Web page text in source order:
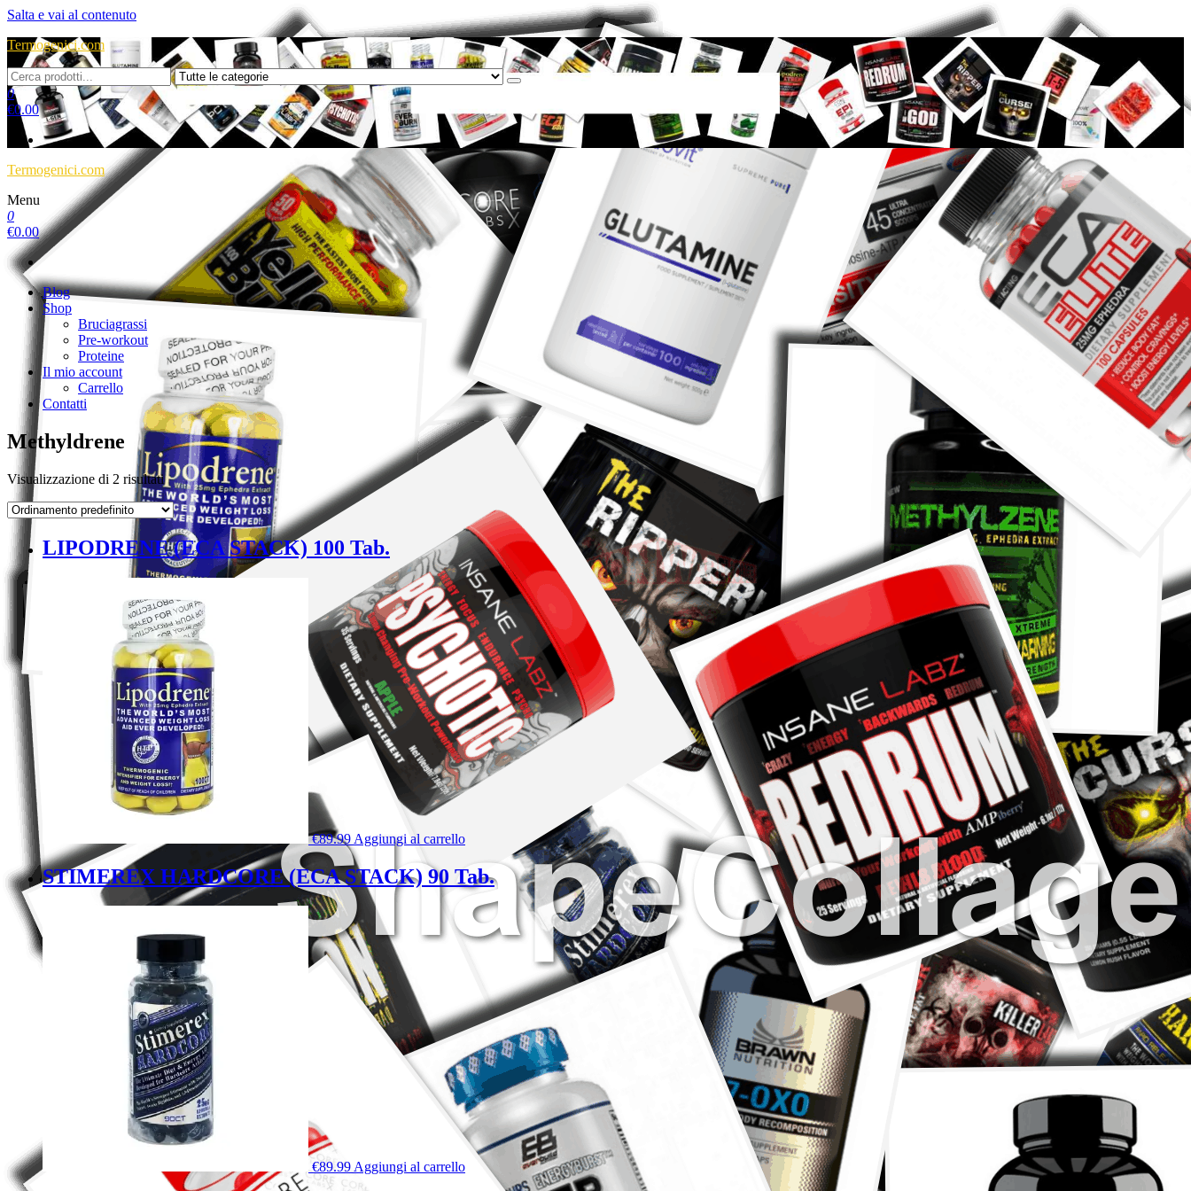
Salta e vai al contenuto
Termogenici.com
0
€0.00
Termogenici.com
Menu
0
€0.00
Blog
Shop
Bruciagrassi
Pre-workout
Proteine
Il mio account
Carrello
Contatti
Methyldrene
Visualizzazione di 2 risultati
LIPODRENE (ECA STACK) 100 Tab.
€89.99 Aggiungi al carrello
STIMEREX HARDCORE (ECA STACK) 90 Tab.
€89.99Aggiungi al carrello